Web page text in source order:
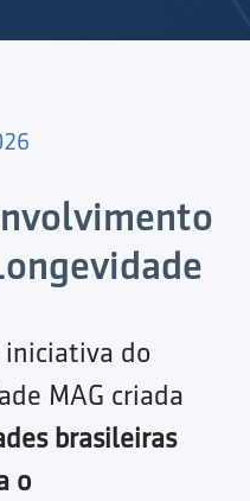
iniciativa do
MAG criada
brasileiras
o